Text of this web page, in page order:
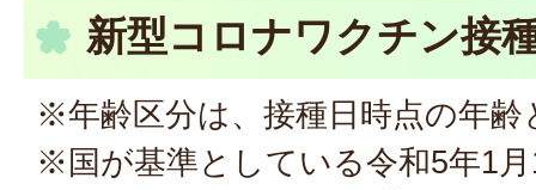
新型コロナワクチン接
※年齢区分は、接種日時点の年齢
※国が基準としている令和5年1